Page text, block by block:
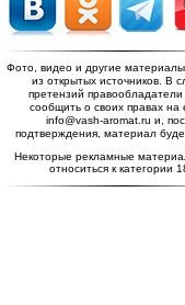
Фото, видео и другие
из открытых источников. В
претензий правообладатели
сообщить о своих правах на
info@vash-aromat.ru и,
подтверждения, материал
Некоторые рекламные
относиться к категории